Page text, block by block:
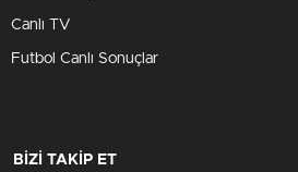
Canlı TV
Futbol Canlı Sonuçlar
BİZİ TAKİP ET